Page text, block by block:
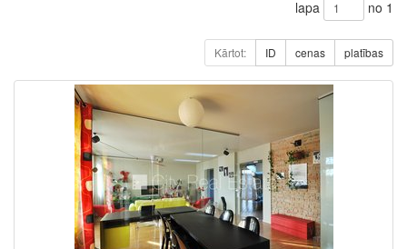
lapa no 1
Kārtot: ID cenas platības